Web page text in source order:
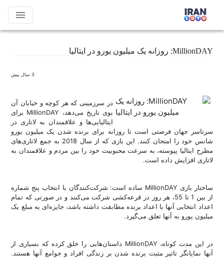
menu
MillionDAY: روزانه یک میلیون یورو در ایتالیا
3 سال پیش
در سرزمینی که هر کوچه و خیابان آن
بوی تاریخ می‌دهد، MillionDAY برای
ایتالیایی‌ها و علاقمندان به لاتاری در
سرتاسر جهان فرصتی است تا روزانه برای برنده شدن یک میلیون یورو
شانس خود را امتحان کنند. این بازی که از سال 2018 به جمع لاتاری‌های
مطرح ایتالیا پیوسته، به سرعت محبوبیت خود را بین مردم و علاقمندان به
لاتاری افزایش داده است.
ساختار بازی MillionDAY ساده است: شرکت‌کنندگان با انتخاب پنج شماره
از بین 1 تا 55، هر روز در قرعه‌کشی شرکت می‌کنند و در صورتی که تمام
اعداد انتخابی آنها با اعداد برنده مطابقت داشته باشد، جایزه‌ای به مبلغ یک
میلیون یورو به آنها تعلق می‌گیرد.
در این مدت کوتاه، MillionDAY داستان‌هایی را خلق کرده که بسیاری از
آنها نمایانگر تاثیر مثبت برنده شدن بر زندگی افراد و جوامع آنها هستند.